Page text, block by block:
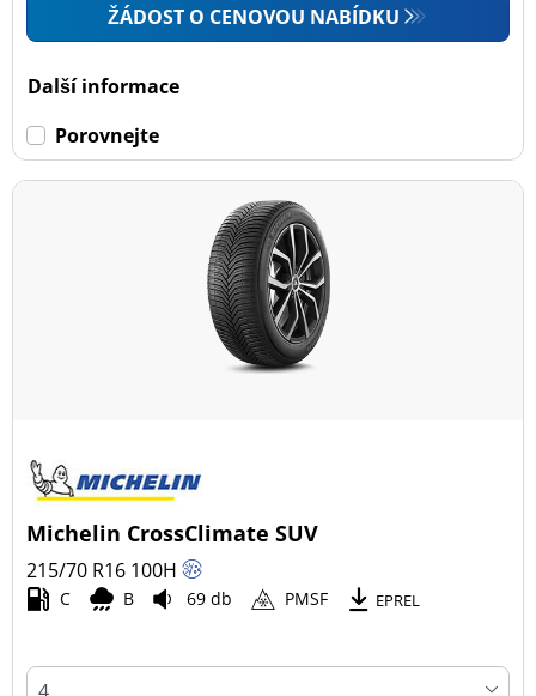
ŽÁDOST O CENOVOU NABÍDKU
Další informace
Porovnejte
Michelin CrossClimate SUV
215/70 R16 100H
C B 69 db PMSF EPREL